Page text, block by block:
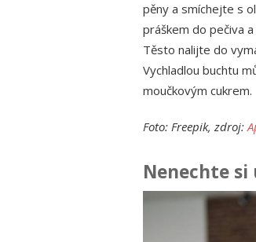
pěny a smíchejte s
práškem do pečiva
Těsto nalijte do
Vychladlou buchtu
moučkovým cukrem.
Foto: Freepik, zdroj:
Nenechte